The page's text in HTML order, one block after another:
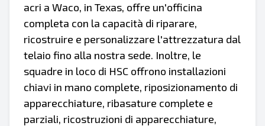
acri a Waco, in Texas, offre un'officina
completa con la capacità di riparare,
ricostruire e personalizzare l'attrezzatura dal
telaio fino alla nostra sede. Inoltre, le
squadre in loco di HSC offrono installazioni
chiavi in mano complete, riposizionamento di
apparecchiature, ribasature complete e
parziali, ricostruzioni di apparecchiature,